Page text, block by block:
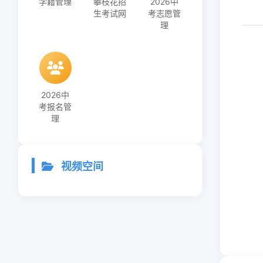
生考试网
考志愿管
理
2026中
考报名管
理
视频空间